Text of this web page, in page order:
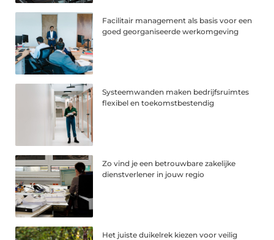
Facilitair management als basis voor een
goed georganiseerde werkomgeving
Systeemwanden maken bedrijfsruimtes
flexibel en toekomstbestendig
Zo vind je een betrouwbare zakelijke
dienstverlener in jouw regio
Het juiste duikelrek kiezen voor veilig